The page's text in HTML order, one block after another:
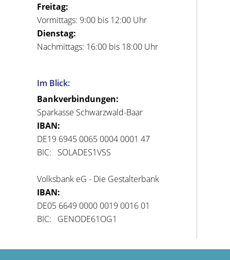
Freitag:
Vormittags: 9:00 bis 12:00 Uhr
Dienstag:
Nachmittags: 16:00 bis 18:00 Uhr
Im Blick:
Bankverbindungen:
Sparkasse Schwarzwald-Baar
IBAN:
DE19 6945 0065 0004 0001 47
BIC: SOLADES1VSS
Volksbank eG - Die Gestalterbank
IBAN:
DE05 6649 0000 0019 0016 01
BIC: GENODE61OG1